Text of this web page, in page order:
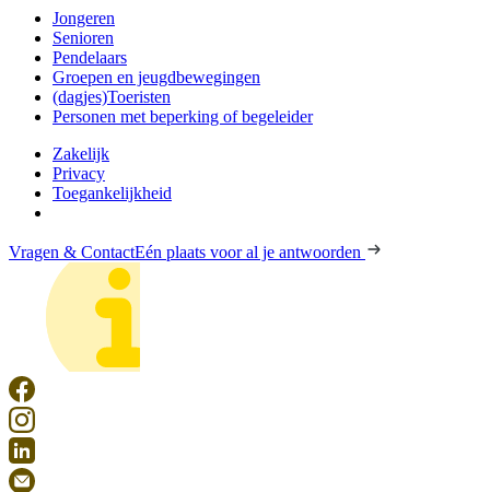
Jongeren
Senioren
Pendelaars
Groepen en jeugdbewegingen
(dagjes)Toeristen
Personen met beperking of begeleider
Zakelijk
Privacy
Toegankelijkheid
Vragen & ContactEén plaats voor al je antwoorden